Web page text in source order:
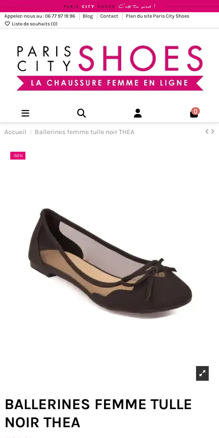
Appelez-nous au : 06 77 97 19 96 Blog Contact
Plan du site Paris City Shoes
Liste de souhaits (0)
0
Accueil Ballerines femme tulle noir THEA
-50%
BALLERINES FEMME TULLE
NOIR THEA